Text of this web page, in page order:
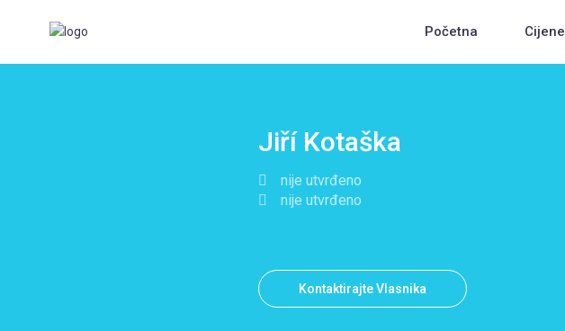
Početna Cijene
Jiří Kotaška
nije utvrđeno
nije utvrđeno
Kontaktirajte Vlasnika